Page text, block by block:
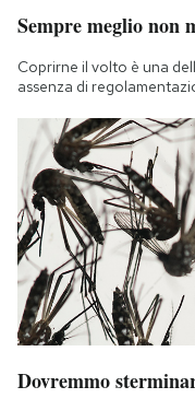
Sempre meglio non
Coprirne il volto è una
assenza di
Dovremmo